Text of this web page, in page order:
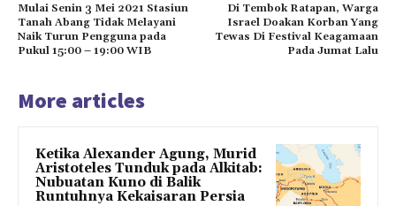
Mulai Senin 3 Mei 2021 Stasiun
Tanah Abang Tidak Melayani
Naik Turun Pengguna pada
Pukul 15:00 – 19:00 WIB
Di Tembok Ratapan, Warga
Israel Doakan Korban Yang
Tewas Di Festival Keagamaan
Pada Jumat Lalu
More articles
Ketika Alexander Agung, Murid
Aristoteles Tunduk pada Alkitab:
Nubuatan Kuno di Balik
Runtuhnya Kekaisaran Persia